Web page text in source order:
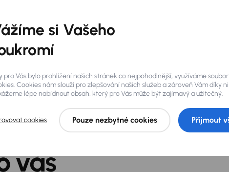
AURES
vás
si Vašeho
pro Vás bylo prohlížení našich stránek co nejpohodlnější, využíváme
Cookies nám slouží pro zlepšování našich služeb a zároveň Vám díky
lépe nabídnout obsah, který pro Vás může být zajímavý a užitečný.
cookies Pouze nezbytné cookies Přijmout